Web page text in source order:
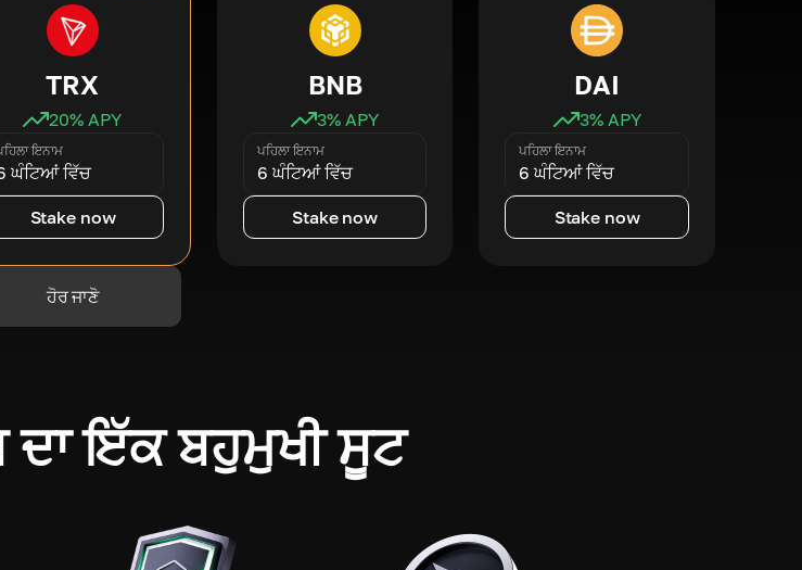
TRX
20% APY
ਇਨਾਮ
ਘੰਟਿਆਂ ਵਿੱਚ
Stake now
BNB
3% APY
ਪਹਿਲਾ ਇਨਾਮ
6 ਘੰਟਿਆਂ ਵਿੱਚ
Stake now
DAI
3% APY
ਪਹਿਲਾ ਇਨਾਮ
6 ਘੰਟਿਆਂ ਵਿੱਚ
Stake now
ਹੋਰ ਜਾਣੋ
ਇੱਕ ਬਹੁਮੁਖੀ ਸੂਟ